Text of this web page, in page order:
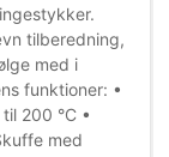
tilberedning,
med i
funktioner: •
200 °C •
med